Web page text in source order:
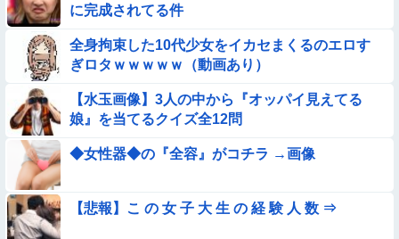
に完成されてる件
全身拘束した10代少女をイカセまくるのエロす
ぎロタｗｗｗｗｗ（動画あり）
【水玉画像】3人の中から『オッパイ見えてる
娘』を当てるクイズ全12問
◆女性器◆の『全容』がコチラ →画像
【悲報】こ の 女 子 大 生 の 経 験 人 数 ⇒